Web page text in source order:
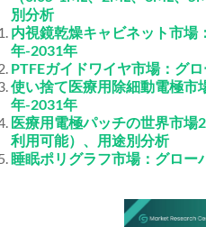
別分析
内視鏡乾燥キャビネット市場
年-2031年
PTFEガイドワイヤ市場：グ
使い捨て医療用除細動電極市
年-2031年
医療用電極パッチの世界市場
利用可能）、用途別分析
睡眠ポリグラフ市場：グロー